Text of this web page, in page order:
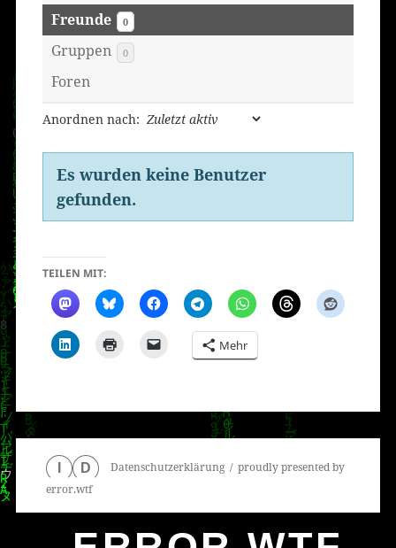
Freunde
0
Gruppen 0
Foren
Anordnen nach:
Freunde
Es wurden keine Benutzer
gefunden.
TEILEN MIT:
Mehr
D Datenschutzerklärung
proudly presented by
error.wtf